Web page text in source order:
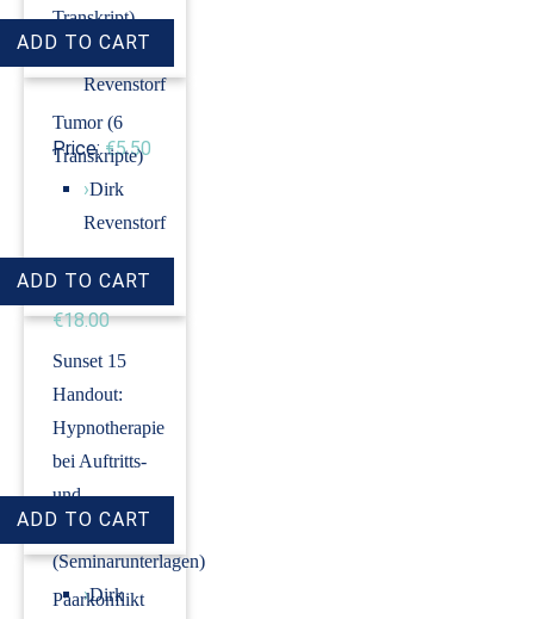
Transkript)
›Dirk
Revenstorf
Price: €5.50
Tumor (6
Transkripte)
›Dirk
Revenstorf
Price:
€18.00
Sunset 15
Handout:
Hypnotherapie
bei Auftritts-
und
Prüfungsangst
(Seminarunterlagen)
›Dirk
Paarkonflikt